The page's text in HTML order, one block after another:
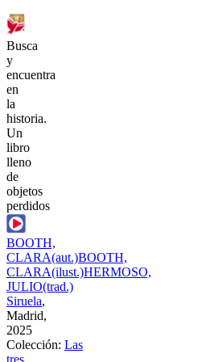
Busca
y
encuentra
en
la
historia.
Un
libro
lleno
de
objetos
perdidos
BOOTH,
CLARA(aut.)BOOTH,
CLARA(ilust.)HERMOSO,
JULIO(trad.)
Siruela,
Madrid,
2025
Colección: Las
tres